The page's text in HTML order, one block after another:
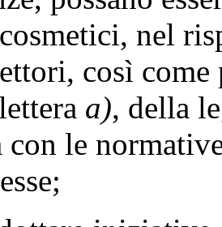
nel
così
a), della
le